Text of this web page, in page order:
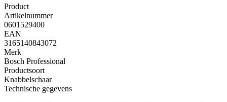
Product
Artikelnummer
0601529400
EAN
3165140843072
Merk
Bosch Professional
Productsoort
Knabbelschaar
Technische gegevens